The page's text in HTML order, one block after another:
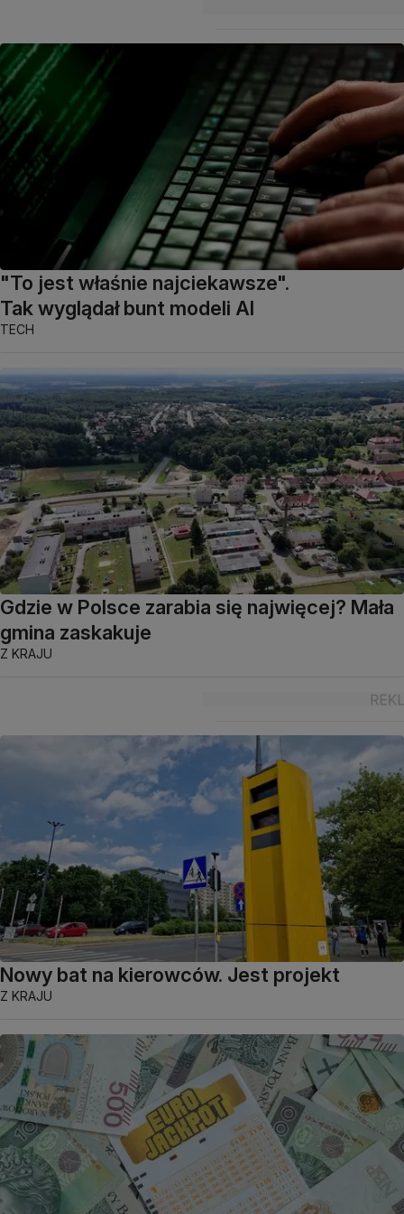
"To jest właśnie najciekawsze".
Tak wyglądał bunt modeli AI
TECH
Gdzie w Polsce zarabia się najwięcej? Mała
gmina zaskakuje
Z KRAJU
Nowy bat na kierowców. Jest projekt
Z KRAJU